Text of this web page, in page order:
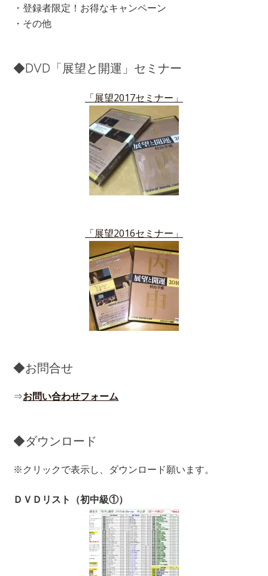
・登録者限定！お得なキャンペーン
・その他
◆DVD「展望と開運」セミナー
「展望2017セミナー」
「展望2016セミナー」
◆お問合せ
⇒お問い合わせフォーム
◆ダウンロード
※クリックで表示し、ダウンロード願います。
ＤＶＤリスト（初中級①）